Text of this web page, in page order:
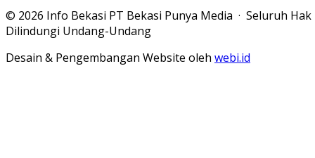
© 2026 Info Bekasi PT Bekasi Punya Media · Seluruh Hak
Dilindungi Undang-Undang
Desain & Pengembangan Website oleh webi.id